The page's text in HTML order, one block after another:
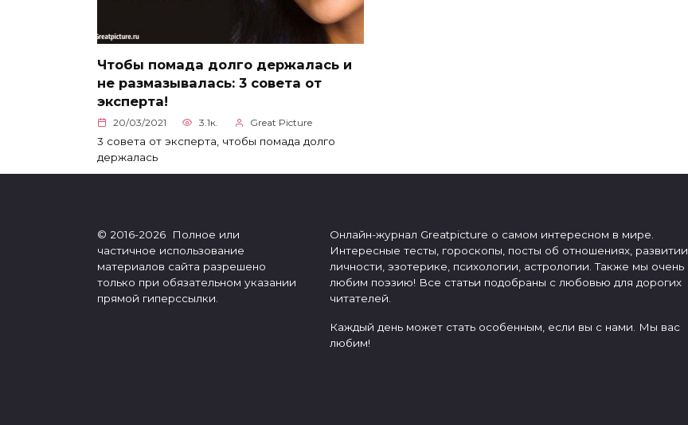
Чтобы помада долго держалась и
не размазывалась: 3 совета от
эксперта!
20/03/2021 3.1к. Great Picture
3 совета от эксперта, чтобы помада долго
держалась
© 2016-2026 Полное или
частичное использование
материалов сайта разрешено
только при обязательном указании
прямой гиперссылки.
Онлайн-журнал Greatpicture о самом интересном в мире.
Интересные тесты, гороскопы, посты об отношениях, развитии
личности, эзотерике, психологии, астрологии. Также мы очень
любим поэзию! Все статьи подобраны с любовью для дорогих
читателей.
Каждый день может стать особенным, если вы с нами. Мы вас
любим!